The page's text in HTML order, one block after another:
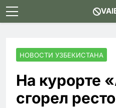
Skip
to
НОВОСТИ УЗБЕКИСТАНА
На курорте
сгорел